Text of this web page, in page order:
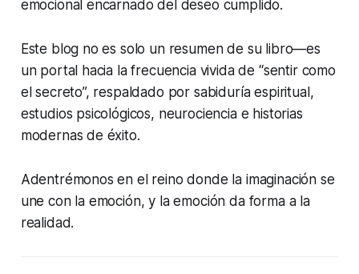
emocional encarnado del deseo cumplido.
Este blog no es solo un resumen de su libro—es
un portal hacia la frecuencia vivida de “sentir como
el secreto”, respaldado por sabiduría espiritual,
estudios psicológicos, neurociencia e historias
modernas de éxito.
Adentrémonos en el reino donde la imaginación se
une con la emoción, y la emoción da forma a la
realidad.